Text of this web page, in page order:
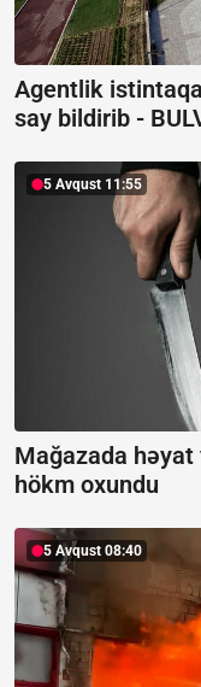
Agentlik
say bildirib -
5 Avqust 11:55
Mağazada həyat
hökm oxundu
5 Avqust 08:40